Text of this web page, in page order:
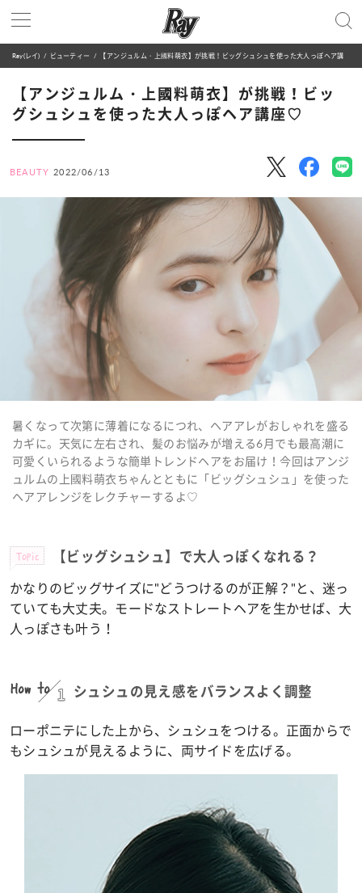
Ray(レイ) ビューティー 【アンジュルム・上國料萌衣】が挑戦！ビッグシュシュを使った大人っぽヘア講座♡
【アンジュルム・上國料萌衣】が挑戦！ビッ
グシュシュを使った大人っぽヘア講座♡
BEAUTY 2022/06/13
暑くなって次第に薄着になるにつれ、ヘアアレがおしゃれを盛る
カギに。天気に左右され、髪のお悩みが増える6月でも最高潮に
可愛くいられるような簡単トレンドヘアをお届け！今回はアンジ
ュルムの上國料萌衣ちゃんとともに「ビッグシュシュ」を使った
ヘアアレンジをレクチャーするよ♡
Topic 【ビッグシュシュ】で大人っぽくなれる？
かなりのビッグサイズに"どうつけるのが正解？"と、迷っ
ていても大丈夫。モードなストレートヘアを生かせば、大
人っぽさも叶う！
How to 1 シュシュの見え感をバランスよく調整
ローポニテにした上から、シュシュをつける。正面からで
もシュシュが見えるように、両サイドを広げる。